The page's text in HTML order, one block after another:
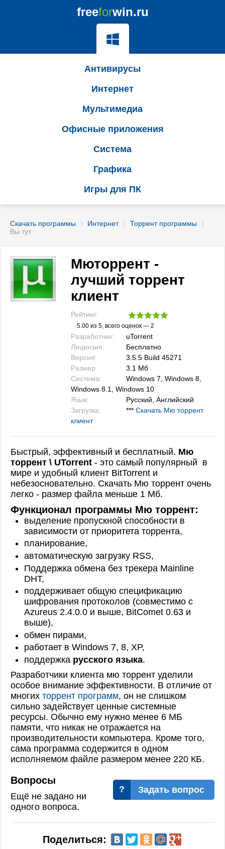
Скачать программы 〉 Интернет 〉 Торрент программы 〉
Вы тут
Мюторрент -
лучший торрент
клиент
Рейтинг:
5.00из 5, всего оценок — 2
Разработчик:
uTorrent
Лицензия:
Бесплатно
Версия:
3.5.5 Build 45271
Размер:
3.1 Мб
Система:
Windows 7, Windows 8,
Windows 8.1, Windows 10
Язык:
Русский, Английский
Загрузка:
*** Скачать Мю торрент
клиент
Быстрый, эффективный и бесплатный. Мю
торрент \ UTorrent - это самый популярный в
мире и удобный клиент BitTorrent и
небезосновательно. Скачать Мю торрент очень
легко - размер файла меньше 1 Мб.
Функционал программы Мю торрент:
выделение пропускной способности в
зависимости от приоритета торрента,
планирование,
автоматическую загрузку RSS,
Поддержка обмена без трекера Mainline
DHT,
поддерживает общую спецификацию
шифрования протоколов (совместимо с
Azureus 2.4.0.0 и выше, BitComet 0.63 и
выше),
обмен пирами,
работает в Windows 7, 8, XP,
поддержка русского языка.
Разработчики клиента мю торрент уделили
особое внимание эффективности. В отличие от
многих торрент программ, он не слишком
сильно задействует ценные системные
ресурсы. Обычно ему нужно менее 6 МБ
памяти, что никак не отражается на
производительности компьютера. Кроме того,
сама программа содержится в одном
исполняемом файле размером менее 220 КБ.
Задать вопрос
Вопросы
Ещё не задано ни
одного вопроса.
Поделиться:
freeforwin.ru
Антивирусы
Интернет
Мультимедиа
Офисные приложения
Система
Графика
Игры для ПК